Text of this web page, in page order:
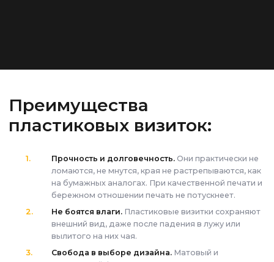
Преимущества
пластиковых визиток:
Прочность и долговечность. Они практически не
ломаются, не мнутся, края не растрепываются, как
на бумажных аналогах. При качественной печати и
бережном отношении печать не потускнеет.
Не боятся влаги. Пластиковые визитки сохраняют
внешний вид, даже после падения в лужу или
вылитого на них чая.
Свобода в выборе дизайна. Матовый и